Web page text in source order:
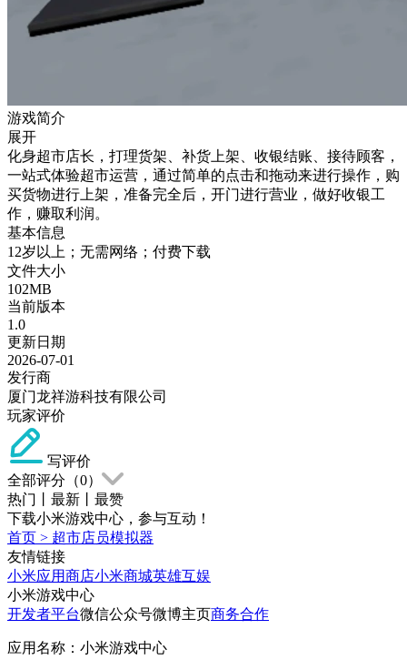
游戏简介
展开
化身超市店长，打理货架、补货上架、收银结账、接待顾客，
一站式体验超市运营，通过简单的点击和拖动来进行操作，购
买货物进行上架，准备完全后，开门进行营业，做好收银工
作，赚取利润。
基本信息
12岁以上；无需网络；付费下载
文件大小
102MB
当前版本
1.0
更新日期
2026-07-01
发行商
厦门龙祥游科技有限公司
玩家评价
写评价
全部评分（0）
热门
最新
最赞
下载小米游戏中心，参与互动！
首页 > 超市店员模拟器
友情链接
小米应用商店小米商城英雄互娱
小米游戏中心
开发者平台微信公众号微博主页商务合作
应用名称：小米游戏中心